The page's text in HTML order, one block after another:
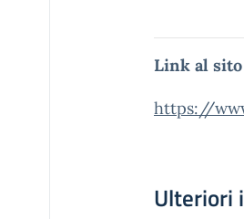
Link al sito
https://
Ulteriori